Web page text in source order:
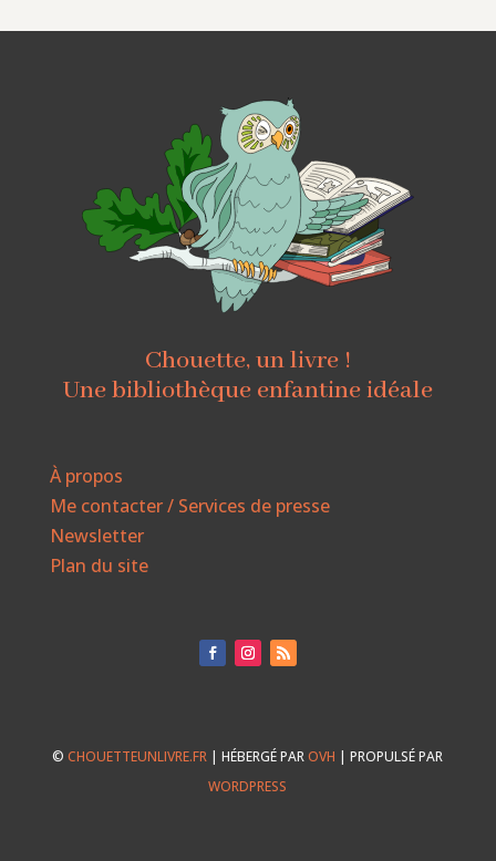
Chouette, un livre !
Une bibliothèque enfantine idéale
À propos
Me contacter / Services de presse
Newsletter
Plan du site
©CHOUETTEUNLIVRE.FR | HÉBERGÉ PAROVH | PROPULSÉ PAR
WORDPRESS